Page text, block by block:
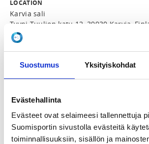
Suostumus Yksityiskohdat
Evästehallinta
Evästeet ovat selaimeesi tallennettuja
Suomisportin sivustolla evästeitä
toiminnallisuuksiin, sisällön ja
LOCATION
Karvia sali
Tyyni Tuulion katu 12, 39930 Karvia,
View map
LOCALITY
SPORTS
Painonnosto
REGISTRATION PERIOD